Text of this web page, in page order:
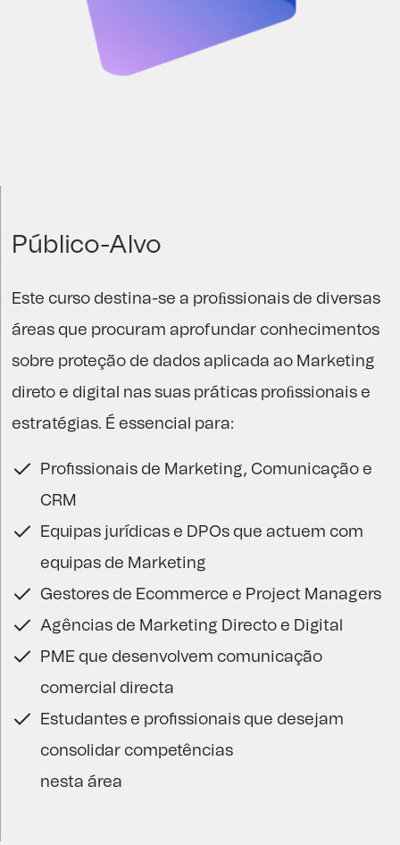
Público-Alvo
Este curso destina-se a proﬁssionais de diversas
áreas que procuram aprofundar conhecimentos
sobre proteção de dados aplicada ao Marketing
direto e digital nas suas práticas proﬁssionais e
estratégias. É essencial para:
Profissionais de Marketing, Comunicação e
CRM
Equipas jurídicas e DPOs que actuem com
equipas de Marketing
Gestores de Ecommerce e Project Managers
Agências de Marketing Directo e Digital
PME que desenvolvem comunicação
comercial directa
Estudantes e profissionais que desejam
consolidar competências
nesta área